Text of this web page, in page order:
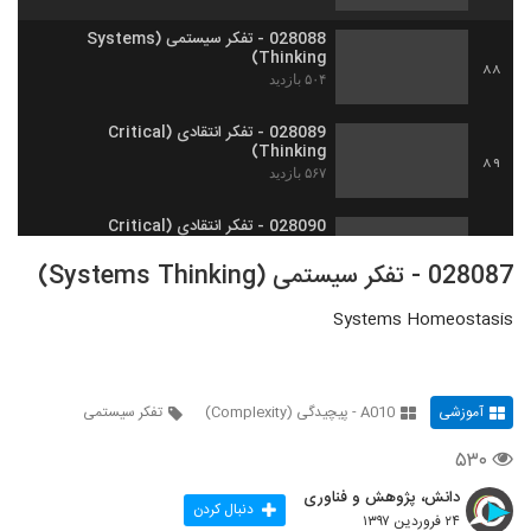
88
028088 - تفکر سیستمی (Systems
Thinking)
۵۰۴ بازدید
89
028089 - تفکر انتقادی (Critical
Thinking)
۵۶۷ بازدید
028090 - تفکر انتقادی (Critical
۴۹۹ بازدید
028092 - تفکر انتقادی (Critical
028087 - تفکر سیستمی (Systems Thinking)
Systems Homeostasis
آموزشی A010 - پیچیدگی (Complexity) تفکر سیستمی
۵۳۰
دانش، پژوهش و فناوری
۲۴ فروردین ۱۳۹۷ دنبال کردن